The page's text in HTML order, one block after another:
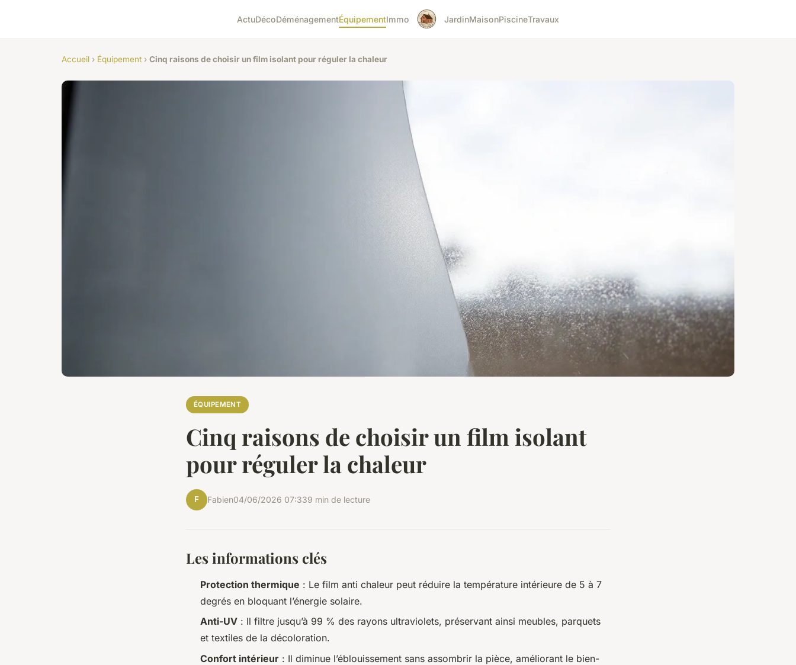
ActuDécoDéménagementÉquipementImmo JardinMaisonPiscineTravaux
Accueil › Équipement › Cinq raisons de choisir un film isolant pour réguler la chaleur
ÉQUIPEMENT
Cinq raisons de choisir un film isolant
pour réguler la chaleur
F Fabien04/06/2026 07:339 min de lecture
Les informations clés
Protection thermique : Le film anti chaleur peut réduire la température intérieure de 5 à 7
degrés en bloquant l’énergie solaire.
Anti-UV : Il filtre jusqu’à 99 % des rayons ultraviolets, préservant ainsi meubles, parquets
et textiles de la décoloration.
Confort intérieur : Il diminue l’éblouissement sans assombrir la pièce, améliorant le bien-